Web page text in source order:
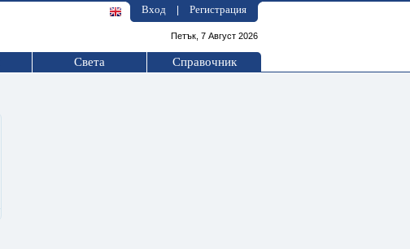
Вход Регистрация
Петък, 7 Август 2026
Света Справочник